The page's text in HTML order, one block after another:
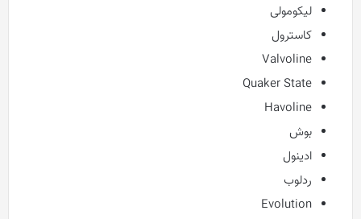
لیکومولی
کاسترول
Valvoline
Quaker State
Havoline
بوش
ادینول
ردلوب
Evolution